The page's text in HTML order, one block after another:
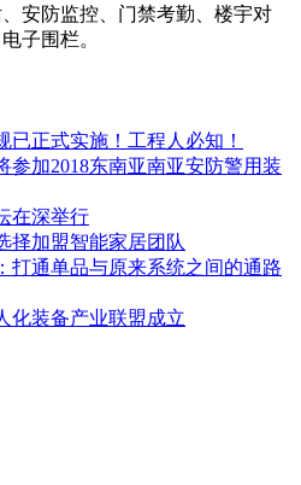
安防监控、门禁考勤、楼宇对
子围栏。
已正式实施！工程人必知！
参加2018东南亚南亚安防警用装
在深举行
择加盟智能家居团队
打通单品与原来系统之间的通路
化装备产业联盟成立